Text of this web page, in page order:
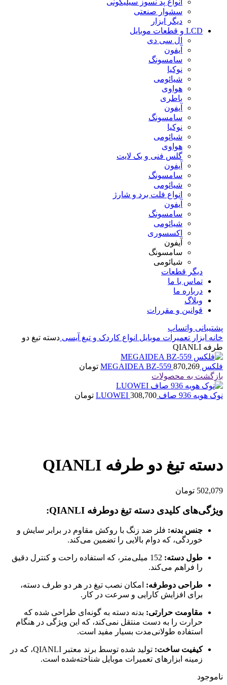
انواع پد نسوز سیلیکونی
سشوار صنعتی
دیگر ابزار
LCD و قطعات موبایل
ال سی دی
آیفون
سامسونگ
نوکیا
شیائومی
هواوی
باطری
آیفون
سامسونگ
نوکیا
شیائومی
هواوی
گلس فنی و بک لایت
آیفون
سامسونگ
شیائومی
انواع فلت برد و شارژ
آیفون
سامسونگ
شیائومی
اکسسوری
آیفون
سامسونگ
شیائومی
دیگر قطعات
تماس با ما
درباره ما
وبلاگ
قوانین و مقررات
پشتیبانی واتساپ
خانه ابزار تعمیرات موبایل انواع کاردک و تیغ آیسی دسته تیغ دو
طرفه QIANLI
فلکس MEGAIDEA BZ-559 870,269
تومان
بازگشت به محصولات
نوک هویه 936 صاف LUOWEI 308,700
تومان
دسته تیغ دو طرفه QIANLI
502,079 تومان
ویژگی‌های کلیدی دسته تیغ دوطرفه QIANLI:
جنس بدنه: فلز ضد زنگ با روکش مقاوم در برابر سایش و
خوردگی، که دوام بالایی را تضمین می‌کند.
طول دسته:
152 میلی‌متر، که استفاده راحت و کنترل دقیق
را فراهم می‌کند.
طراحی دوطرفه: امکان نصب تیغ در هر دو طرف دسته،
برای افزایش کارایی و سرعت در کار.
مقاومت حرارتی: بدنه دسته به گونه‌ای طراحی شده که
حرارت را به دست منتقل نمی‌کند، که این ویژگی در هنگام
استفاده طولانی‌مدت بسیار مفید است.
کیفیت ساخت:
تولید شده توسط برند معتبر QIANLI، که در
زمینه ابزارهای تعمیرات موبایل شناخته‌شده است.
ناموجود